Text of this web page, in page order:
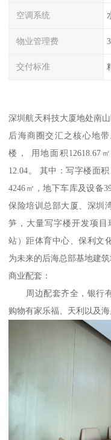
空调系统
物业管理费
交付标准
深圳航天科技大厦地处南
后海商圈交汇之核心地
楼， 用地面积12618.67
12.04。 其中：写字楼面
4246㎡，地下车库及设备
保险培训总部大厦、深圳
笋，大量写字楼开发项
站）距体育中心、保利文
为未来的后海总部基地建筑
商业配套：
周边配套齐全，银行有
购物有家乐福、天利以及